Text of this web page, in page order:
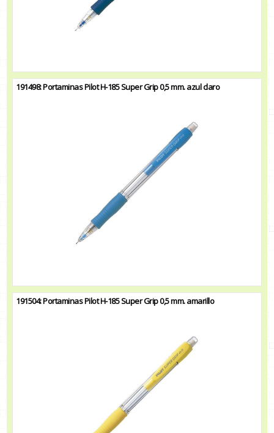
191498: Portaminas Pilot H-185 Super Grip 0,5 mm. azul claro
191504: Portaminas Pilot H-185 Super Grip 0,5 mm. amarillo